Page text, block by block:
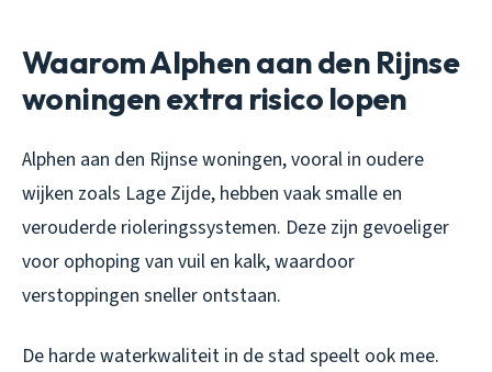
Waarom Alphen aan den Rijnse
woningen extra risico lopen
Alphen aan den Rijnse woningen, vooral in oudere
wijken zoals Lage Zijde, hebben vaak smalle en
verouderde rioleringssystemen. Deze zijn gevoeliger
voor ophoping van vuil en kalk, waardoor
verstoppingen sneller ontstaan.
De harde waterkwaliteit in de stad speelt ook mee.